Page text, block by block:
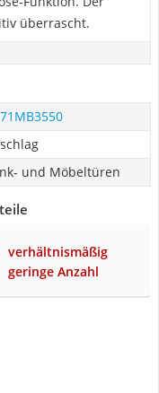
überrascht.
und Möbeltüren
verhältnismäßig
geringe Anzahl